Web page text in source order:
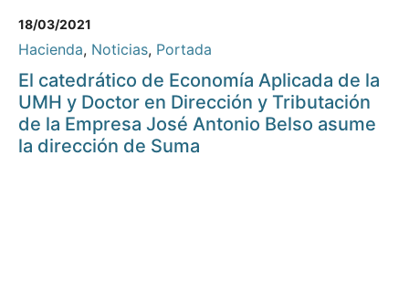
18/03/2021
Hacienda, Noticias, Portada
El catedrático de Economía Aplicada de la
UMH y Doctor en Dirección y Tributación
de la Empresa José Antonio Belso asume
la dirección de Suma